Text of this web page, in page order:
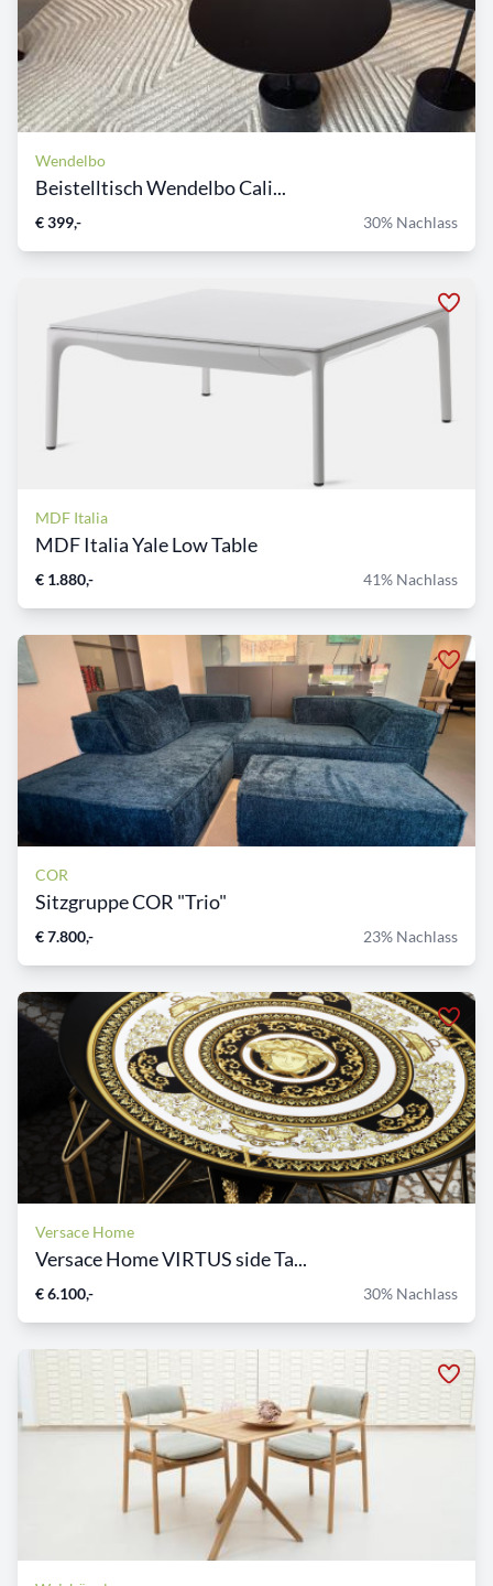
Wendelbo
Beistelltisch Wendelbo Cali...
€ 399,- 30% Nachlass
MDF Italia
MDF Italia Yale Low Table
€ 1.880,- 41% Nachlass
COR
Sitzgruppe COR "Trio"
€ 7.800,- 23% Nachlass
Versace Home
Versace Home VIRTUS side Ta...
€ 6.100,- 30% Nachlass